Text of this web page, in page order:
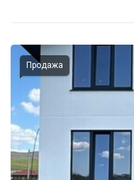
Продажа